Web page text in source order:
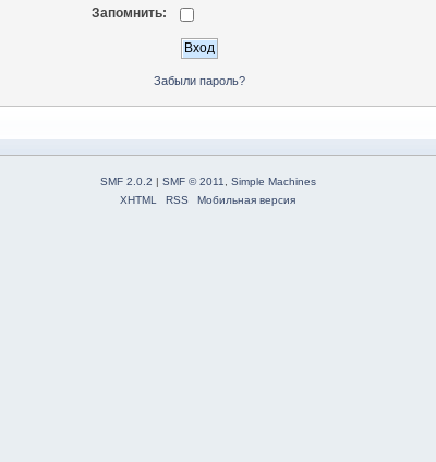
Запомнить:
Забыли пароль?
SMF 2.0.2 | SMF © 2011
Simple Machines
XHTML
RSS Мобильная версия